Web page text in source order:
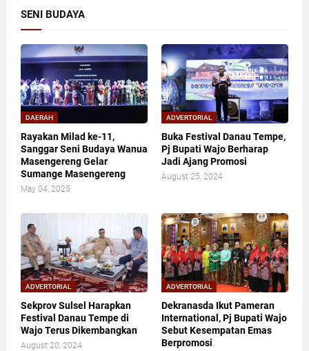
SENI BUDAYA
DAERAH
Rayakan Milad ke-11,
Sanggar Seni Budaya Wanua
Masengereng Gelar
Sumange Masengereng
May 04, 2025
ADVERTORIAL
Buka Festival Danau Tempe,
Pj Bupati Wajo Berharap
Jadi Ajang Promosi
August 25, 2024
ADVERTORIAL
Sekprov Sulsel Harapkan
Festival Danau Tempe di
Wajo Terus Dikembangkan
August 20, 2024
ADVERTORIAL
Dekranasda Ikut Pameran
International, Pj Bupati Wajo
Sebut Kesempatan Emas
Berpromosi